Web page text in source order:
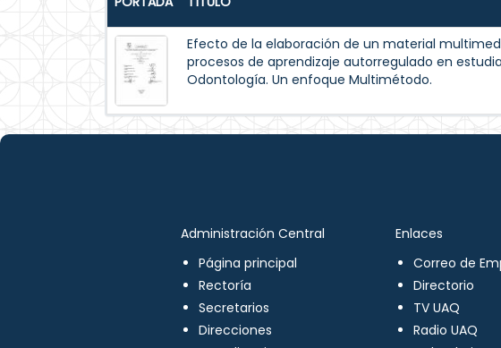
Efecto de la elaboración de un material
procesos de aprendizaje autorregulado en
Odontología. Un enfoque Multimétodo.
Administración Central
Página principal
Rectoría
Secretarios
Direcciones
Enlaces
Correo de
Directorio
TV UAQ
Radio UAQ